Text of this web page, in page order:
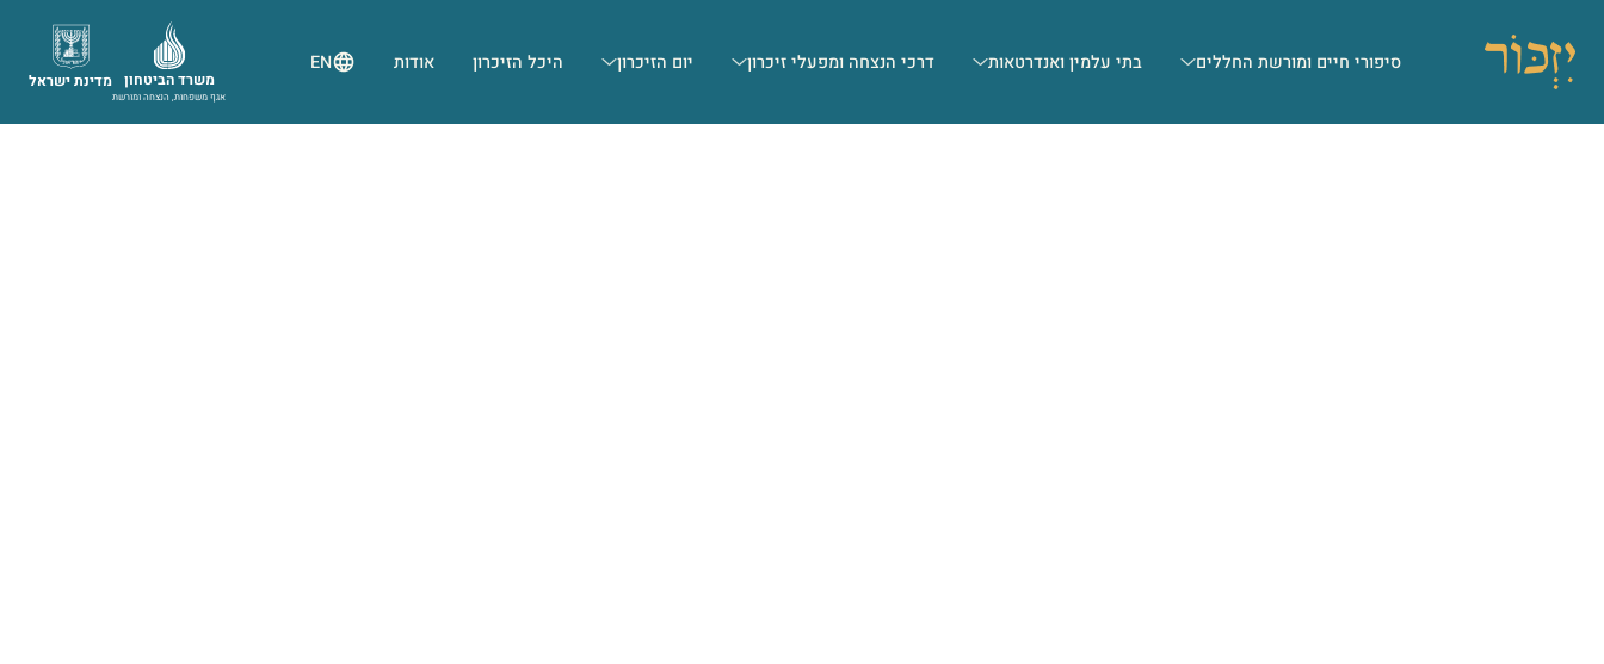
סיפורי חיים ומורשת החללים בתי עלמין ואנדרטאות דרכי הנצחה ומפעלי זיכרון יום הזיכרון היכל הזיכרון אודות EN
מדינת ישראל משרד הביטחון
אגף משפחות, הנצחה ומורשת